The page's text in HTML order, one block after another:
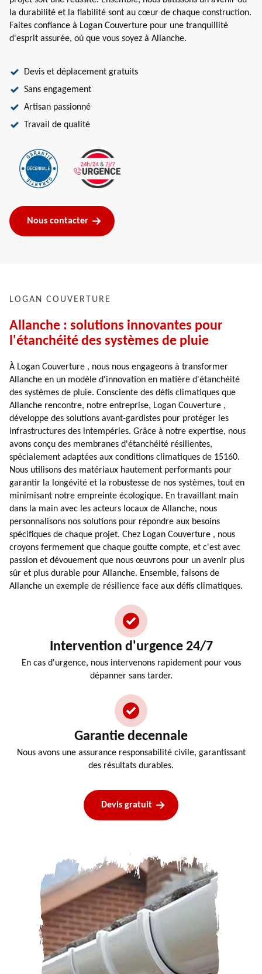
la durabilité et la fiabilité sont au cœur de chaque construction.
Faites confiance à Logan Couverture pour une tranquillité
d'esprit assurée, où que vous soyez à Allanche.
Devis et déplacement gratuits
Sans engagement
Artisan passionné
Travail de qualité
Nous contacter
LOGAN COUVERTURE
Allanche : solutions innovantes pour
l'étanchéité des systèmes de pluie
À Logan Couverture , nous nous engageons à transformer
Allanche en un modèle d'innovation en matière d'étanchéité
des systèmes de pluie. Consciente des défis climatiques que
Allanche rencontre, notre entreprise, Logan Couverture ,
développe des solutions avant-gardistes pour protéger les
infrastructures des intempéries. Grâce à notre expertise, nous
avons conçu des membranes d'étanchéité résilientes,
spécialement adaptées aux conditions climatiques de 15160.
Nous utilisons des matériaux hautement performants pour
garantir la longévité et la robustesse de nos systèmes, tout en
minimisant notre empreinte écologique. En travaillant main
dans la main avec les acteurs locaux de Allanche, nous
personnalisons nos solutions pour répondre aux besoins
spécifiques de chaque projet. Chez Logan Couverture , nous
croyons fermement que chaque goutte compte, et c'est avec
passion et dévouement que nous œuvrons pour un avenir plus
sûr et plus durable pour Allanche. Ensemble, faisons de
Allanche un exemple de résilience face aux défis climatiques.
Intervention d'urgence 24/7
En cas d'urgence, nous intervenons rapidement pour vous
dépanner sans tarder.
Garantie decennale
Nous avons une assurance responsabilité civile, garantissant
des résultats durables.
Devis gratuit